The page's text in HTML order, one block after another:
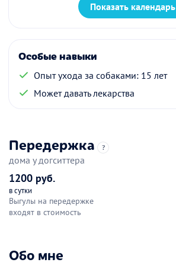
Показать календарь
Особые навыки
Опыт ухода за собаками: 15 лет
Может давать лекарства
Передержка ?
дома у догситтера
1200 руб.
в сутки
Выгулы на передержке
входят в стоимость
Обо мне